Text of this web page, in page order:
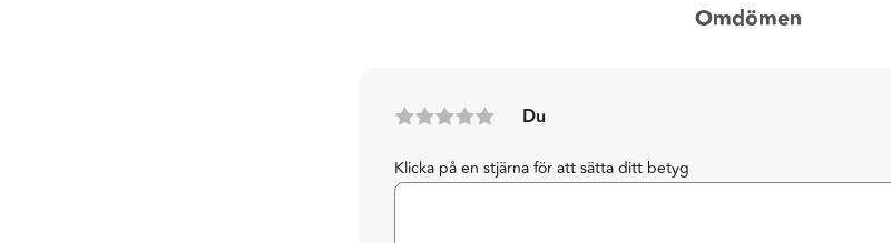
Omdömen
Du
Klicka på en stjärna för att sätta ditt betyg